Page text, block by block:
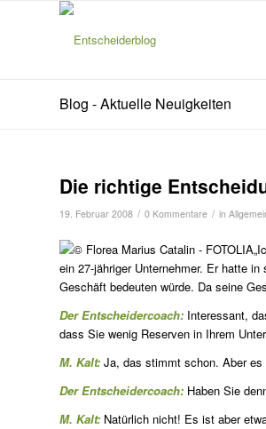
Blog - Aktuelle Neuigkeiten
Die richtige
19. Februar 2008 / 0 Kommentare / in
ein 27-jähriger Unternehmer. Er hatte
Geschäft bedeuten würde. Da seine
Der Entscheidercoach: Interessant,
dass Sie wenig Reserven in Ihrem
M. Kalt: Ja, das stimmt schon. Aber
Der Entscheidercoach: Haben Sie
M. Kalt: Natürlich nicht! Es ist aber